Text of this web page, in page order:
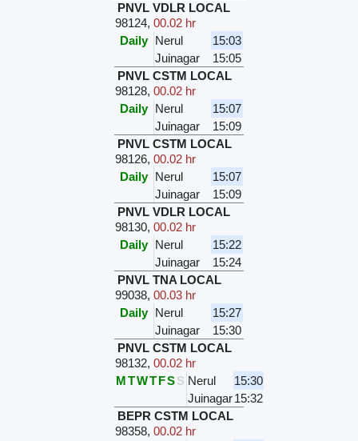
PNVL VDLR LOCAL
98124,00.02 hr
Daily Nerul
15:03
Juinagar
15:05
PNVL CSTM LOCAL
98128,00.02 hr
Daily Nerul
15:07
Juinagar
15:09
PNVL CSTM LOCAL
98126,00.02 hr
Daily Nerul
15:07
Juinagar
15:09
PNVL VDLR LOCAL
98130,00.02 hr
Daily Nerul
15:22
Juinagar
15:24
PNVL TNA LOCAL
99038,00.03 hr
Daily Nerul
15:27
Juinagar
15:30
PNVL CSTM LOCAL
98132,00.02 hr
MTWTFSS Nerul
15:30
Juinagar15:32
BEPR CSTM LOCAL
98358,00.02 hr